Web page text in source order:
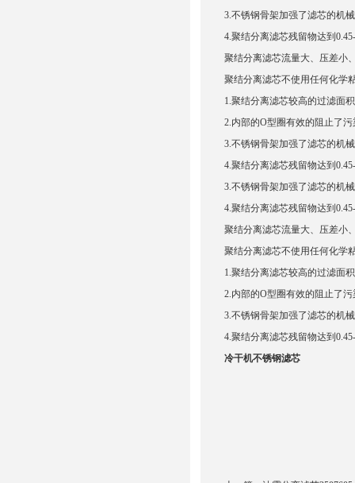
3.不锈钢骨架加强了滤芯的机
4.聚结分离滤芯残留物达到
聚结分离滤芯流量大、压差小
聚结分离滤芯不使用任何化学
1.聚结分离滤芯较高的过滤面
2.内部的O型圈有效的阻止了
3.不锈钢骨架加强了滤芯的机
4.聚结分离滤芯残留物达到
3.不锈钢骨架加强了滤芯的机
4.聚结分离滤芯残留物达到
聚结分离滤芯流量大、压差小
聚结分离滤芯不使用任何化学
1.聚结分离滤芯较高的过滤面
2.内部的O型圈有效的阻止了
3.不锈钢骨架加强了滤芯的机
4.聚结分离滤芯残留物达到
冷干机不锈钢滤芯